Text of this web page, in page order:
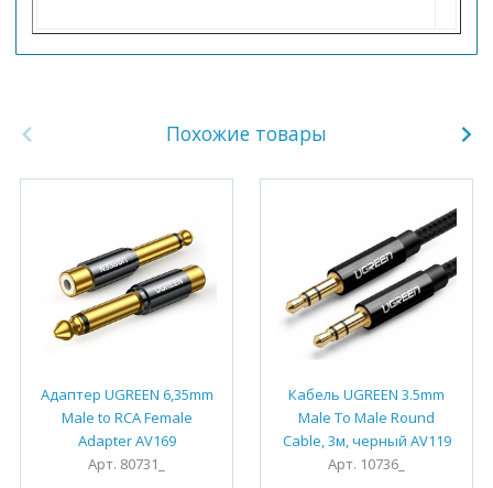
Похожие товары
Адаптер UGREEN 6,35mm
Male to RCA Female
Adapter AV169
Арт. 80731_
Кабель UGREEN 3.5mm
Male To Male Round
Cable, 3м, черный AV119
Арт. 10736_